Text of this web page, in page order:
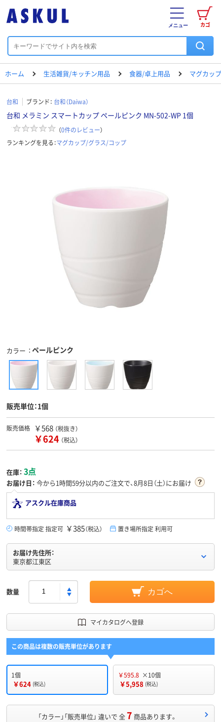
カゴ
メニュー
ホーム 生活雑貨/キッチン用品 食器/卓上用品 マグカッ
台和 ブランド： 台和（Daiwa）
台和 メラミン スマートカップ ペールピンク MN-502-WP 1個
（0件のレビュー）
ランキングを見る：マグカップ/グラス/コップ
カラー ペールピンク
販売単位：1個
販売価格 ￥568 （税抜き）
￥624 （税込）
在庫： 3点
お届け日： 今から1時間59分以内のご注文で、8月8日（土）にお届け
アスクル在庫商品
時間帯指定 指定可 ￥385（税込） 置き場所指定 利用可
お届け先住所：
東京都江東区
数量 カゴへ
マイカタログへ登録
この商品は複数の販売単位があります
1個
￥624 (税込)
￥595.8 ×10個
￥5,958 (税込)
「カラー」「販売単位」 違いで 全7 商品あります。